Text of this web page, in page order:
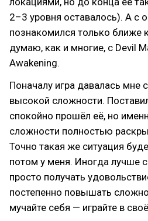
2–3 уровня оставалось). А с
познакомился только ближе
думаю, как и многие, с Devil
Awakening.
Поначалу игра давалась мне
высокой сложности.
спокойно прошёл её, но
сложности полностью
Точно такая же ситуация
потом у меня. Иногда лучше
просто получать
постепенно повышать
мучайте себя — играйте в